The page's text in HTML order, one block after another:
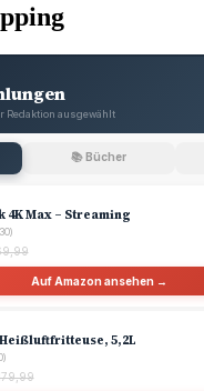
Redaktion ausgewählt
📚 Bücher
4K Max – Streaming
Auf Amazon ansehen →
5,2L